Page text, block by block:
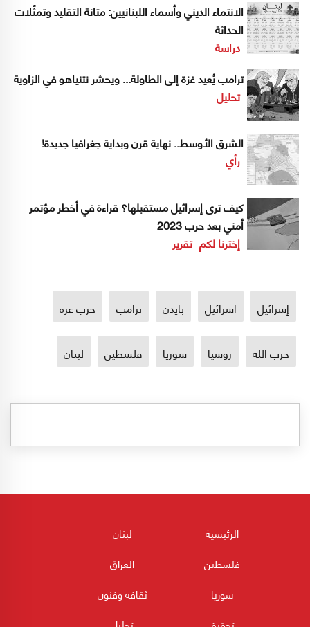
الانتماء الديني وأسماء اللبنانيين: متانة التقليد وتمثّلات
الحداثة
دراسة
ترامب يُعيد غزة إلى الطاولة... ويحشر نتنياهو في الزاوية
تحليل
الشرق الأوسط.. نهاية قرن وبداية جغرافيا جديدة!
رأي
كيف ترى إسرائيل مستقبلها؟ قراءة في أخطر مؤتمر
أمني بعد حرب 2023
إخترنا لكم تقرير
إسرائيل اسرائيل بايدن ترامب حرب غزة
حزب الله روسيا سوريا فلسطين لبنان
الرئيسية
لبنان
فلسطين
العراق
سوريا
ثقافه وفنون